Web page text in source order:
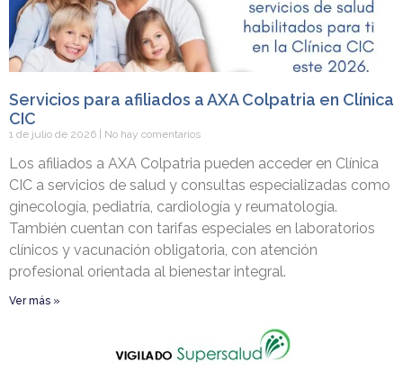
Servicios para afiliados a AXA Colpatria en Clínica
CIC
1 de julio de 2026 No hay comentarios
Los afiliados a AXA Colpatria pueden acceder en Clínica
CIC a servicios de salud y consultas especializadas como
ginecología, pediatría, cardiología y reumatología.
También cuentan con tarifas especiales en laboratorios
clínicos y vacunación obligatoria, con atención
profesional orientada al bienestar integral.
Ver más »